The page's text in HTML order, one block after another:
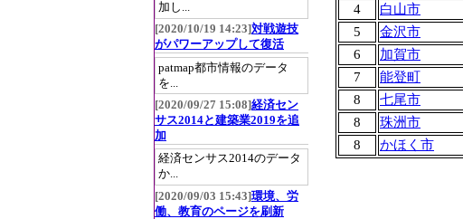
4
白山市
5
金沢市
6
加賀市
7
能登町
8
七尾市
8
珠洲市
8
かほく市
加し...
[2020/10/19 14:23]対戦遊技
がパワーアップして復活
patmap都市情報のデータ
を...
[2020/09/27 15:08]経済セン
サス2014と建築業2019を追
加
経済センサス2014のデータ
か...
[2020/09/03 15:43]環境、労
働、教育のページを刷新